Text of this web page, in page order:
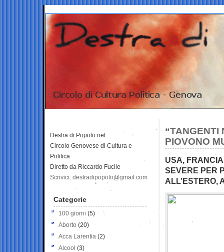
“TANGENTI
PIOVONO
USA,
SEVERE PER
ALL’ESTERO,
Destra di Popolo.net
Circolo Genovese di Cultura e
Politica
Diretto da Riccardo Fucile
Scrivici: destradipopolo@gmail.com
Categorie
100 giorni (5)
Aborto (20)
Acca Larentia (2)
Alcool (3)